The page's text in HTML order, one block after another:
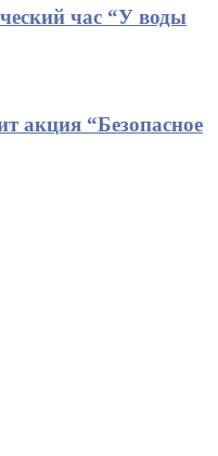
час “У воды
акция “Безопасное